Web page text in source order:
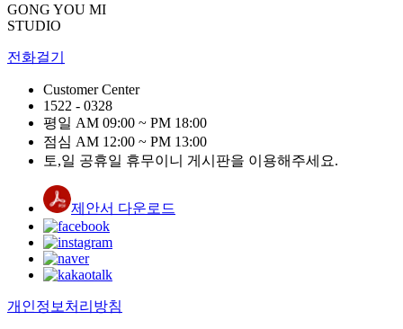
GONG YOU MI
STUDIO
전화걸기
Customer Center
1522 - 0328
평일 AM 09:00 ~ PM 18:00
점심 AM 12:00 ~ PM 13:00
토,일 공휴일 휴무이니 게시판을 이용해주세요.
제안서 다운로드
개인정보처리방침